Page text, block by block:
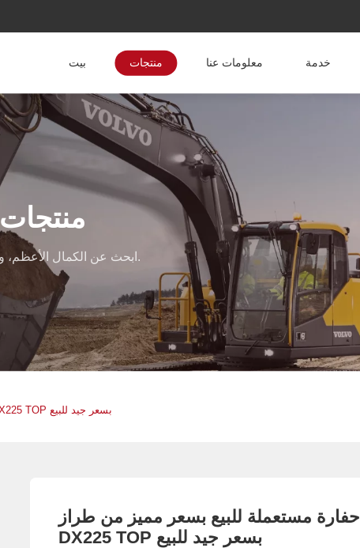
بيت منتجات معلومات عنا خدمة
منتجات
ابحث عن الكمال الأعظم، وخلق التألق.
حفارة مستعملة للبيع بسعر مميز من طراز DOOSAN DX225 TOP بسعر جيد للبيع
حفارة مستعملة للبيع بسعر مميز من طراز DOOSAN
DX225 TOP بسعر جيد للبيع